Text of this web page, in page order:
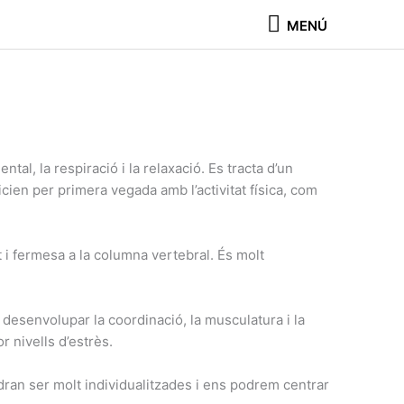
MENÚ
MENÚ
la respiració i la relaxació. Es tracta d’un
per primera vegada amb l’activitat física, com
fermesa a la columna vertebral. És molt
la coordinació, la musculatura i la
nivells d’estrès.
ser molt individualitzades i ens podrem centrar